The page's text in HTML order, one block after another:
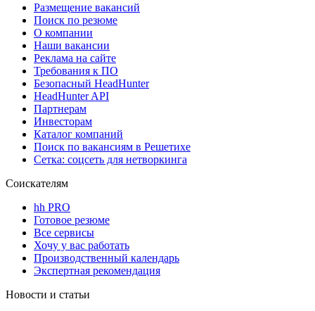
Размещение вакансий
Поиск по резюме
О компании
Наши вакансии
Реклама на сайте
Требования к ПО
Безопасный HeadHunter
HeadHunter API
Партнерам
Инвесторам
Каталог компаний
Поиск по вакансиям в Решетихе
Сетка: соцсеть для нетворкинга
Соискателям
hh PRO
Готовое резюме
Все сервисы
Хочу у вас работать
Производственный календарь
Экспертная рекомендация
Новости и статьи